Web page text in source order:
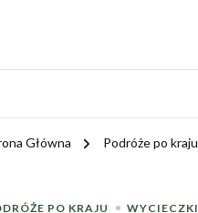
Główna Podróże po kraju
PO KRAJU WYCIECZKI